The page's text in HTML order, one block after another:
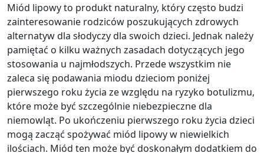
Miód lipowy to produkt naturalny, który często budzi
zainteresowanie rodziców poszukujących zdrowych
alternatyw dla słodyczy dla swoich dzieci. Jednak należy
pamiętać o kilku ważnych zasadach dotyczących jego
stosowania u najmłodszych. Przede wszystkim nie
zaleca się podawania miodu dzieciom poniżej
pierwszego roku życia ze względu na ryzyko botulizmu,
które może być szczególnie niebezpieczne dla
niemowląt. Po ukończeniu pierwszego roku życia dzieci
mogą zacząć spożywać miód lipowy w niewielkich
ilościach. Miód ten może być doskonałym dodatkiem do